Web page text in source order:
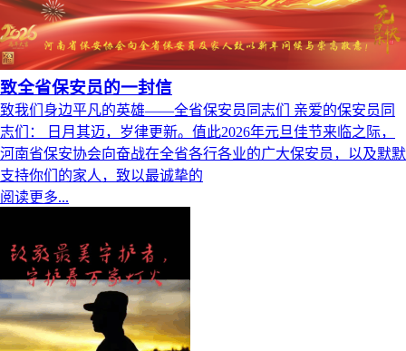
致全省保安员的一封信
致我们身边平凡的英雄——全省保安员同志们 亲爱的保安员同
志们： 日月其迈，岁律更新。值此2026年元旦佳节来临之际，
河南省保安协会向奋战在全省各行各业的广大保安员，以及默默
支持你们的家人，致以最诚挚的
阅读更多...